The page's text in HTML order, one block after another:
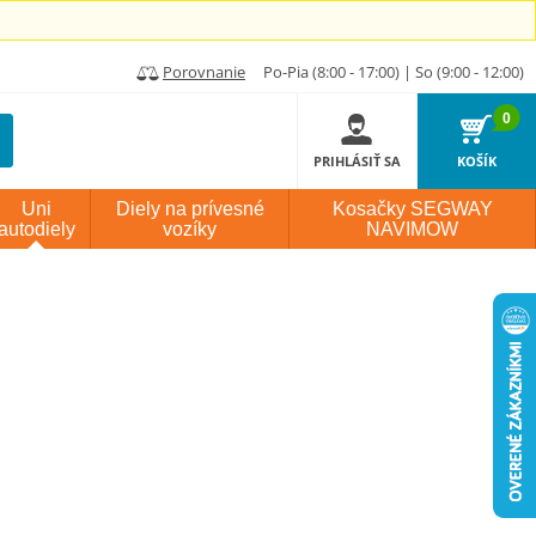
Porovnanie Po-Pia (8:00 - 17:00) | So (9:00 - 12:00)
PRIHLÁSIŤ SA
0
KOŠÍK
Uni
Diely na prívesné
vozíky
Kosačky SEGWAY
NAVIMOW